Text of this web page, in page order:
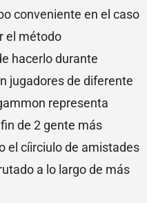
conveniente en el caso
el método
hacerlo durante
jugadores de diferente
representa
de 2 gente más
el cí­irciulo de amistades
a lo largo de más